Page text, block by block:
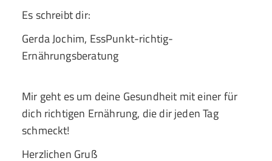
Es schreibt dir:
Gerda Jochim, EssPunkt-richtig-
Ernährungsberatung
Mir geht es um deine Gesundheit mit einer für
dich richtigen Ernährung, die dir jeden Tag
schmeckt!
Herzlichen Gruß